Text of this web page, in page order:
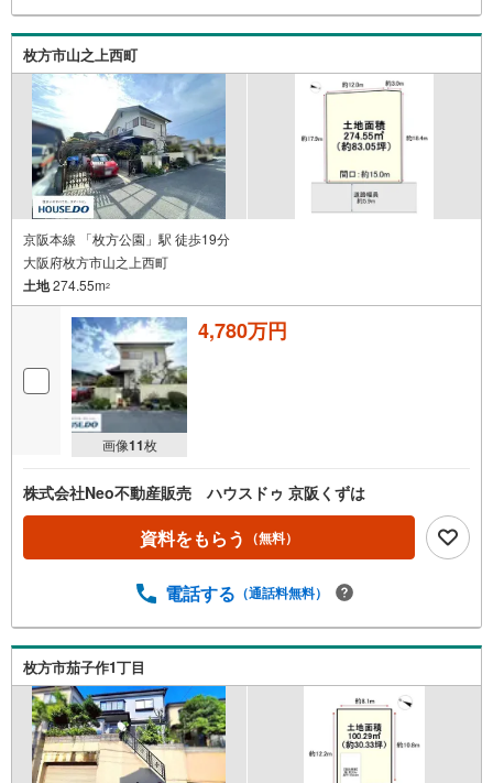
枚方市山之上西町
京阪本線 「枚方公園」駅 徒歩19分
大阪府枚方市山之上西町
土地274.55m2
画像11枚
4,780万円
株式会社Neo不動産販売 ハウスドゥ 京阪くずは
資料をもらう （無料）
電話する （通話料無料）
枚方市茄子作1丁目